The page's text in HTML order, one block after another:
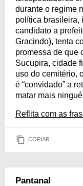
durante o regime
política brasileira,
candidato a
Gracindo), tenta
promessa de que
Sucupira, cidade
uso do cemitério,
é “convidado” a
matar mais
Reflita com as
COPIAR
Pantanal